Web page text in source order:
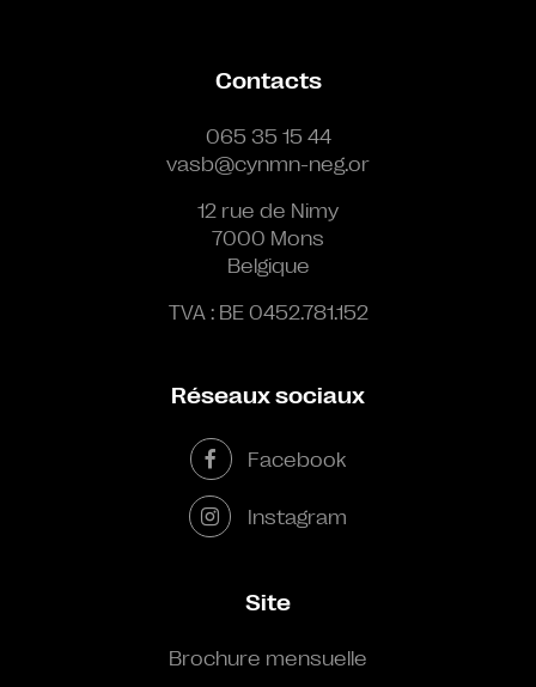
Contacts
065 35 15 44
vasb@cynmn-neg.or
12 rue de Nimy
7000 Mons
Belgique
TVA : BE 0452.781.152
Réseaux sociaux
Facebook
Instagram
Site
Brochure mensuelle